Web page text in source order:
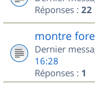
Réponses : 22
montre
Dernier
16:28
Réponses : 1